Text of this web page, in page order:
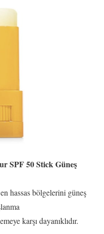
SPF 50 Stick Güneş
hassas bölgelerini güneş
karşı dayanıklıdır.